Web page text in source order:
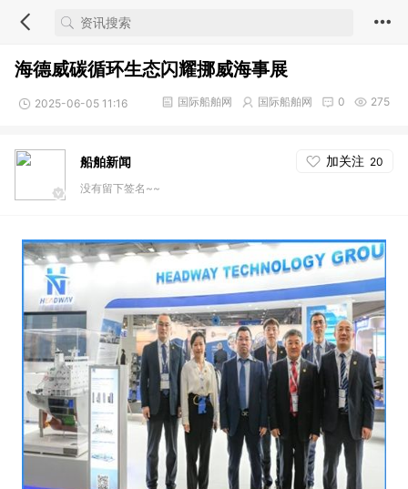
海德威碳循环生态闪耀挪威海事展
2025-06-05 11:16 275
0
国际船舶网
国际船舶网
船舶新闻 加关注 20
没有留下签名~~